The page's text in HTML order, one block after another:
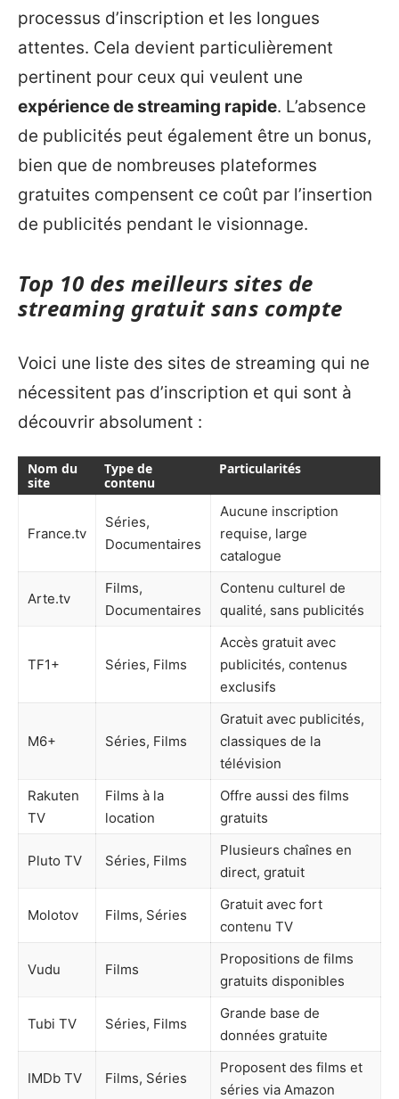
processus d’inscription et les longues
attentes. Cela devient particulièrement
pertinent pour ceux qui veulent une
expérience de streaming rapide. L’absence
de publicités peut également être un bonus,
bien que de nombreuses plateformes
gratuites compensent ce coût par l’insertion
de publicités pendant le visionnage.
Top 10 des meilleurs sites de
streaming gratuit sans compte
Voici une liste des sites de streaming qui ne
nécessitent pas d’inscription et qui sont à
découvrir absolument :
Nom du
site
Type de
contenu
Particularités
France.tv
Séries,
Documentaires
Aucune inscription
requise, large
catalogue
Arte.tv
Films,
Documentaires
Contenu culturel de
qualité, sans publicités
TF1+ Séries, Films
Accès gratuit avec
publicités, contenus
exclusifs
M6+ Séries, Films
Gratuit avec publicités,
classiques de la
télévision
Rakuten
TV
Films à la
location
Offre aussi des films
gratuits
Pluto TV Séries, Films
Plusieurs chaînes en
direct, gratuit
Molotov Films, Séries
Gratuit avec fort
contenu TV
Vudu Films
Propositions de films
gratuits disponibles
Tubi TV Séries, Films
Grande base de
données gratuite
IMDb TV Films, Séries
Proposent des films et
séries via Amazon